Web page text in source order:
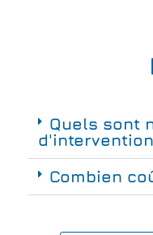
Quels sont
Combien